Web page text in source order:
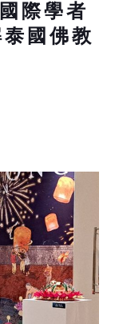
際學者
國佛教